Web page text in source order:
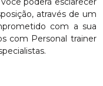
através de um
com a sua
com Personal trainer